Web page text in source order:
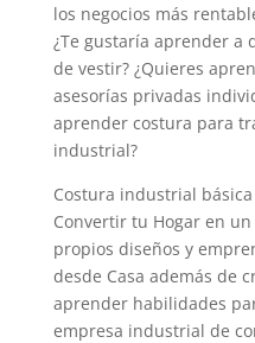
los negocios más
¿Te gustaría aprender a
de vestir? ¿Quieres
asesorías privadas
aprender costura para
industrial?
Costura industrial
Convertir tu Hogar en
propios diseños y
desde Casa además de
aprender habilidades
empresa industrial de